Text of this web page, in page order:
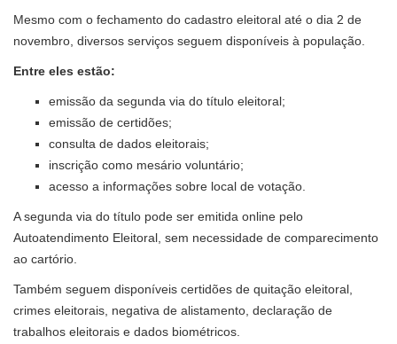
Mesmo com o fechamento do cadastro eleitoral até o dia 2 de
novembro, diversos serviços seguem disponíveis à população.
Entre eles estão:
emissão da segunda via do título eleitoral;
emissão de certidões;
consulta de dados eleitorais;
inscrição como mesário voluntário;
acesso a informações sobre local de votação.
A segunda via do título pode ser emitida online pelo
Autoatendimento Eleitoral, sem necessidade de comparecimento
ao cartório.
Também seguem disponíveis certidões de quitação eleitoral,
crimes eleitorais, negativa de alistamento, declaração de
trabalhos eleitorais e dados biométricos.